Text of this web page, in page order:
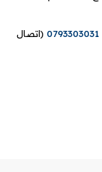
0793303031 (اتصال